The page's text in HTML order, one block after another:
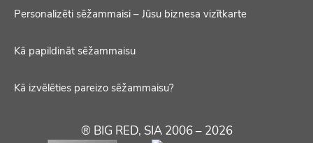
Personalizēti sēžammaisi – Jūsu biznesa vizītkarte
Kā papildināt sēžammaisu
Kā izvēlēties pareizo sēžammaisu?
® BIG RED, SIA 2006 – 2026